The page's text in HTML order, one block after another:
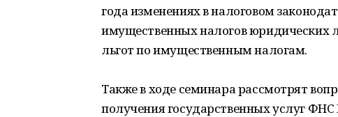
года изменениях в налоговом
имущественных налогов юридических
льгот по имущественным налогам.
Также в ходе семинара рассмотрят
получения государственных услуг ФНС